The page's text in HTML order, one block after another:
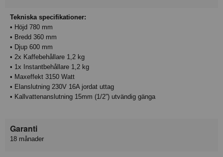
Tekniska specifikationer:
• Höjd 780 mm
• Bredd 360 mm
• Djup 600 mm
• 2x Kaffebehållare 1,2 kg
• 1x Instantbehållare 1,2 kg
• Maxeffekt 3150 Watt
• Elanslutning 230V 16A jordat uttag
• Kallvattenanslutning 15mm (1/2”) utvändig gänga
Garanti
18 månader